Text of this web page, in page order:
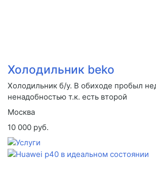
Холодильник beko
Холодильник б/у. В обиходе пробыл
ненадобностью т.к. есть второй
Москва
10 000 руб.